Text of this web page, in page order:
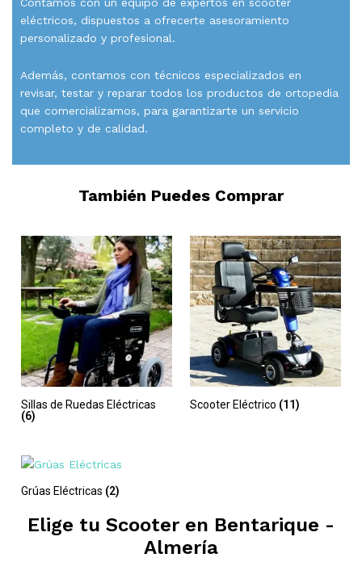
Contamos con un equipo de expertos en scooter
eléctricos, dispuestos a ofrecerte asesoramiento
personalizado y profesional.
Además, contamos con técnicos especializados en
revisar, testar y reparar todos los productos de ortopedia
que comercializamos, para garantizarte un servicio
completo y de calidad.
También Puedes Comprar
Sillas de Ruedas Eléctricas
(6)
Scooter Eléctrico (11)
Grúas Eléctricas (2)
Elige tu Scooter en Bentarique -
Almería